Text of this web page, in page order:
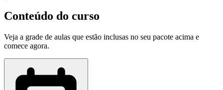
Conteúdo do curso
Veja a grade de aulas que estão inclusas no seu pacote acima e
comece agora.